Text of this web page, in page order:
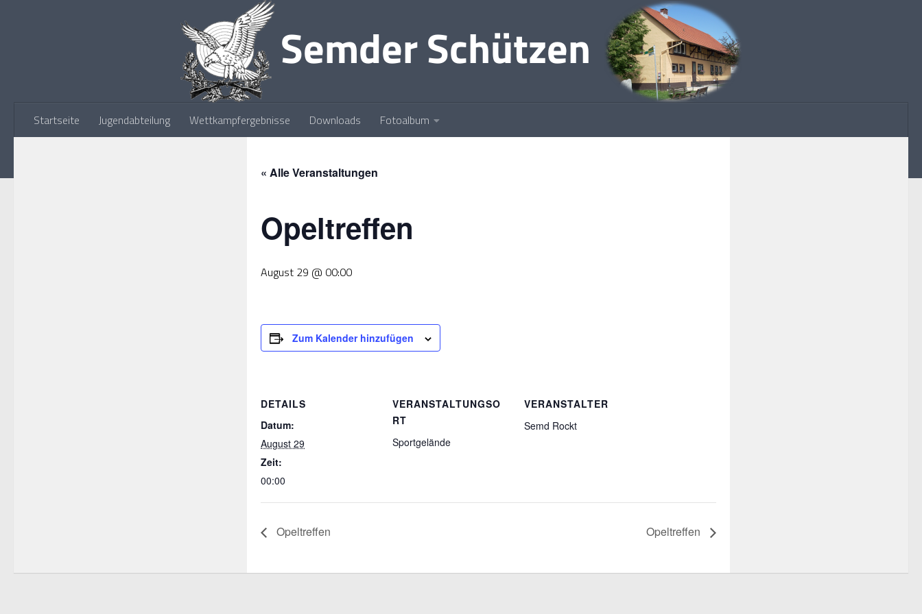
Startseite Jugendabteilung Wettkampfergebnisse Downloads Fotoalbum
« Alle Veranstaltungen
Opeltreffen
August 29 @ 00:00
Zum Kalender hinzufügen
DETAILS
Datum:
August 29
Zeit:
00:00
VERANSTALTUNGSO
RT
Sportgelände
VERANSTALTER
Semd Rockt
Opeltreffen Opeltreffen